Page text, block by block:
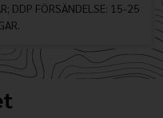
DDP FÖRSÄNDELSE: 15-25